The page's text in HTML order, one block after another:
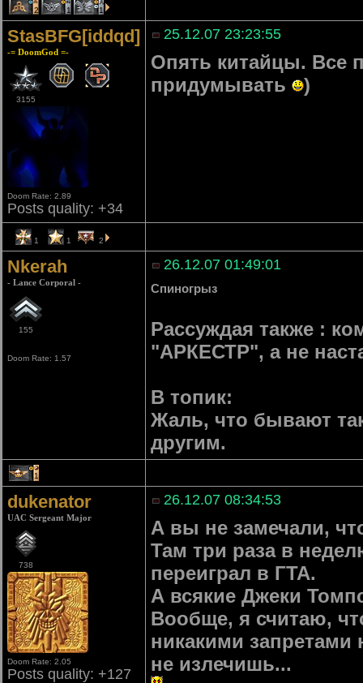
2 1 1
StasBFG[iddqd]
-= DoomGod =-
3155
Doom Rate: 2.89
Posts quality: +34
25.12.07 23:23:55
Опять китайцы. Все
придумывать
)
1 1 2
Nkerah
- Lance Corporal -
155
Doom Rate: 1.57
26.12.07 01:49:01
Спиногрыз
Рассуждая также :
"АРКЕСТР", а не
В топик:
Жаль, что бывают
другим.
1
dukenator
UAC Sergeant Major
738
Doom Rate: 2.05
Posts quality: +127
26.12.07 08:34:53
А вы не замечали,
Там три раза в
переиграл в ГТА.
А всякие Джеки
Вообще, я считаю,
никакими запретами
не излечишь...